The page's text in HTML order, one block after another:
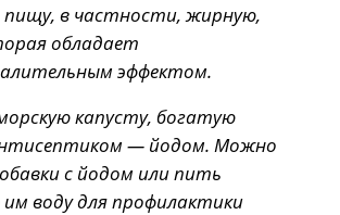
в частности, жирную,
обладает
эффектом.
капусту, богатую
— йодом. Можно
с йодом или пить
воду для профилактики